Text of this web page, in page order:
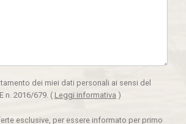
dei miei dati personali ai sensi del
n. 2016/679. ( Leggi informativa )
esclusive, per essere informato per primo